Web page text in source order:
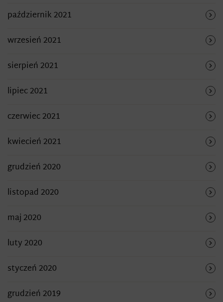
październik 2021
wrzesień 2021
sierpień 2021
lipiec 2021
czerwiec 2021
kwiecień 2021
grudzień 2020
listopad 2020
maj 2020
luty 2020
styczeń 2020
grudzień 2019